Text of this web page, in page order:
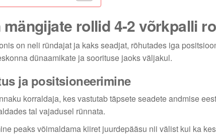
mängijate rollid 4-2 võrkpalli
on neli ründajat ja kaks seadjat, rõhutades iga
dünaamikate ja soorituse jaoks väljakul.
ja positsioneerimine
korraldaja, kes vastutab täpsete seadete andmise
tal vajadusel rünnata.
peaks võimaldama kiiret juurdepääsu nii välist kui ka